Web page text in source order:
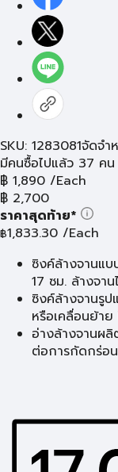
SKU: 1283081จัดจำ
มีคนซื้อไปแล้ว 37 คน
฿ 1,890 /Each
฿ 2,700
ราคาสุดท้าย*
฿1,833.30 /Each
ซิงค์ล้างจานแ
17 ซม. ล้างจา
ซิงค์ล้างจานรู
หรือเคลื่อนย้าย
อ่างล้างจานผ
ต่อการกัดกร่อ